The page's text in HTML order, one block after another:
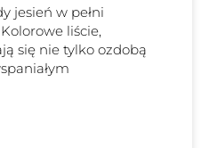
jesień w pełni
liście,
się nie tylko ozdobą